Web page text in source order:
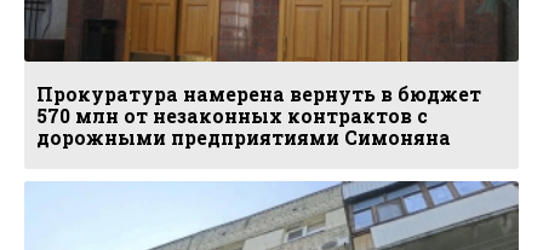
Прокуратура намерена вернуть в бюджет
570 млн от незаконных контрактов с
дорожными предприятиями Симоняна